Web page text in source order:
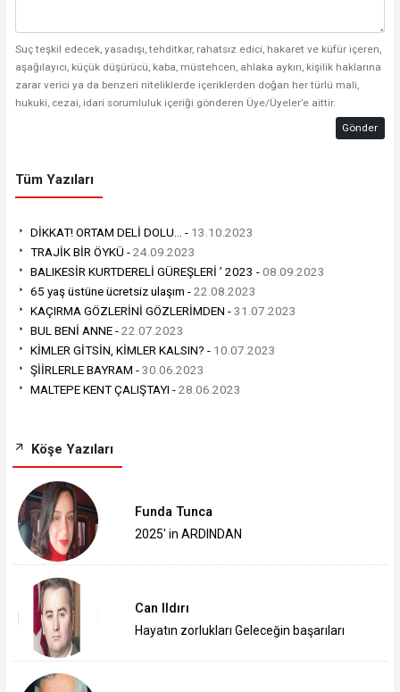
Suç teşkil edecek, yasadışı, tehditkar, rahatsız edici, hakaret ve küfür içeren,
aşağılayıcı, küçük düşürücü, kaba, müstehcen, ahlaka aykırı, kişilik haklarına
zarar verici ya da benzeri niteliklerde içeriklerden doğan her türlü mali,
hukuki, cezai, idari sorumluluk içeriği gönderen Üye/Üyeler’e aittir.
Gönder
Tüm Yazıları
DİKKAT! ORTAM DELİ DOLU... - 13.10.2023
TRAJİK BİR ÖYKÜ -24.09.2023
BALIKESİR KURTDERELİ GÜREŞLERİ ’ 2023 -08.09.2023
65 yaş üstüne ücretsiz ulaşım -22.08.2023
KAÇIRMA GÖZLERİNİ GÖZLERİMDEN -31.07.2023
BUL BENİ ANNE -22.07.2023
KİMLER GİTSİN, KİMLER KALSIN? - 10.07.2023
ŞİİRLERLE BAYRAM -30.06.2023
MALTEPE KENT ÇALIŞTAYI -28.06.2023
Köşe Yazıları
Funda Tunca
2025' in ARDINDAN
Can Ildırı
Hayatın zorlukları Geleceğin başarıları